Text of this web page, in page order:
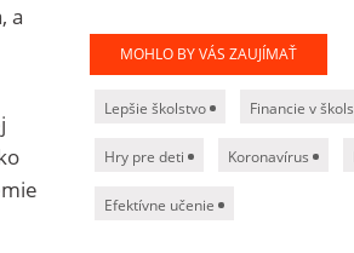
a
MOHLO BY VÁS ZAUJÍMAŤ
Lepšie školstvo Financie v
Hry pre deti Koronavírus
Efektívne učenie